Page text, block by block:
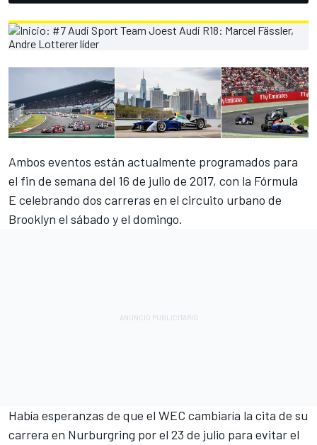
Ambos eventos están actualmente programados para
el fin de semana del 16 de julio de 2017, con la Fórmula
E celebrando dos carreras en el circuito urbano de
Brooklyn el sábado y el domingo.
Había esperanzas de que el WEC cambiaría la cita de su
carrera en Nurburgring por el 23 de julio para evitar el